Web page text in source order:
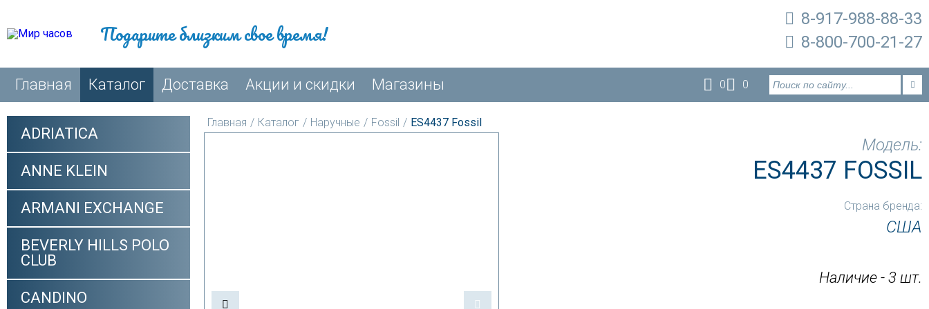
Подарите близким свое время!
8-917-988-88-33
8-800-700-21-27
Главная Каталог Доставка Акции и скидки Магазины 0 0
ADRIATICA
ANNE KLEIN
ARMANI EXCHANGE
BEVERLY HILLS POLO
CLUB
CANDINO
Главная / Каталог / Наручные / Fossil / ES4437 Fossil
Модель:
ES4437 FOSSIL
Страна бренда:
США
Наличие - 3 шт.